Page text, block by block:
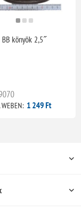
könyök 2,5˝
WEBEN: 1 249 Ft